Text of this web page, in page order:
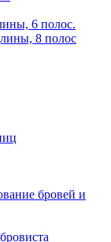
6 полос.
8 полос
бровей и